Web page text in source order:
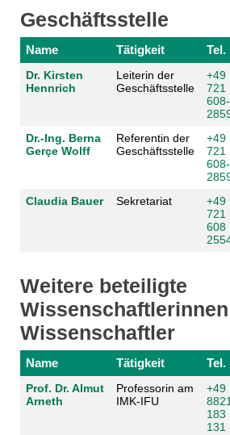
Geschäftsstelle
Name Tätigkeit Tel.
Dr. Kirsten
Hennrich
Leiterin der
Geschäftsstelle
+49
721
608-
Dr.-Ing. Berna
Gerçe Wolff
Referentin der
Geschäftsstelle
+49
721
608-
Claudia Bauer Sekretariat
+49
721
608
Weitere beteiligte
Wissenschaftlerinnen
Wissenschaftler
Name Tätigkeit Tel.
Prof. Dr. Almut
Arneth
Professorin am
IMK-IFU
+49
183
131